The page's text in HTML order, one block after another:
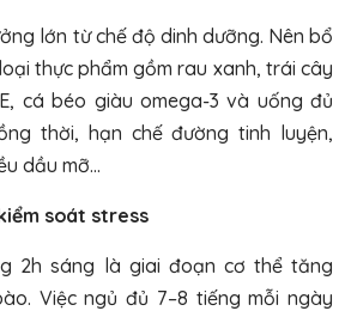
lớn từ chế độ dinh dưỡng. Nên bổ
thực phẩm gồm rau xanh, trái cây
cá béo giàu omega-3 và uống đủ
thời, hạn chế đường tinh luyện,
dầu mỡ…
soát stress
2h sáng là giai đoạn cơ thể tăng
Việc ngủ đủ 7–8 tiếng mỗi ngày